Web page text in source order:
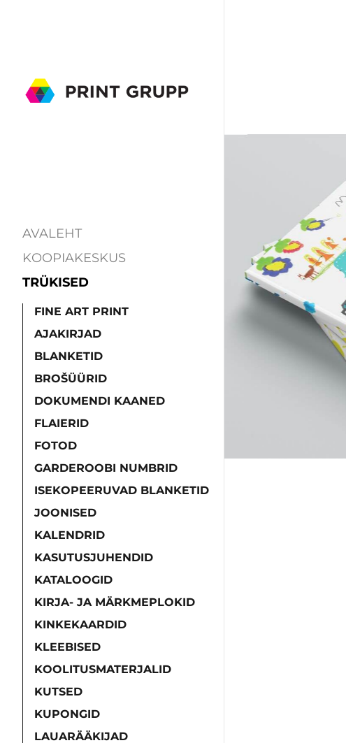
AVALEHT
KOOPIAKESKUS
TRÜKISED
FINE ART PRINT
AJAKIRJAD
BLANKETID
BROŠÜÜRID
DOKUMENDI KAANED
FLAIERID
FOTOD
GARDEROOBI NUMBRID
ISEKOPEERUVAD BLANKETID
JOONISED
KALENDRID
KASUTUSJUHENDID
KATALOOGID
KIRJA- JA MÄRKMEPLOKID
KINKEKAARDID
KLEEBISED
KOOLITUSMATERJALID
KUTSED
KUPONGID
LAUARÄÄKIJAD